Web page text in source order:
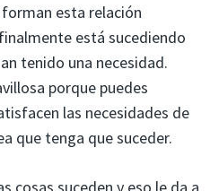
esta relación
está sucediendo
tenido una necesidad.
porque puedes
las necesidades de
que tenga que suceder.
cosas suceden y eso le da a